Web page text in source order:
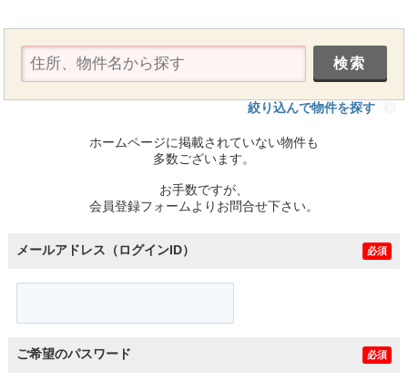
絞り込んで物件を探す
ホームページに掲載されていない物件も
多数ございます。
お手数ですが、
会員登録フォームよりお問合せ下さい。
メールアドレス（ログインID） 必須
ご希望のパスワード 必須